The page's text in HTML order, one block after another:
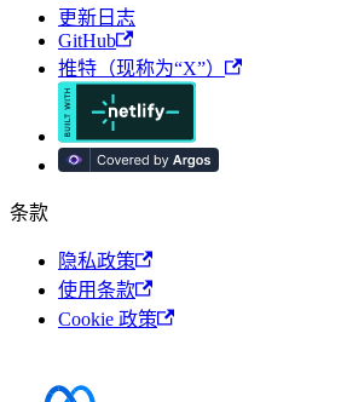
更新日志
GitHub
推特（现称为“X”）
条款
隐私政策
使用条款
Cookie 政策